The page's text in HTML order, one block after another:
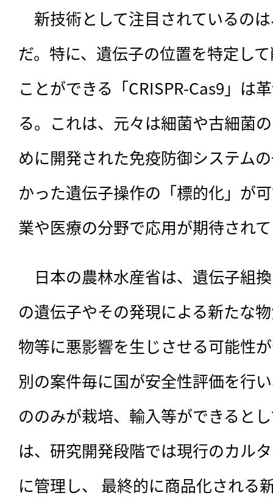
新技術として注目されているの
だ。特に、遺伝子の位置を特定し
ことができる「CRISPR-Cas9」は
る。これは、元々は細菌や古細菌
めに開発された免疫防御システム
かった遺伝子操作の「標的化」が
業や医療の分野で応用が期待され
日本の農林水産省は、遺伝子組
の遺伝子やその発現による新たな
物等に悪影響を生じさせる可能性
別の案件毎に国が安全性評価を行
ののみが栽培、輸入等ができると
は、研究開発段階では現行のカル
に管理し、 最終的に商品化される